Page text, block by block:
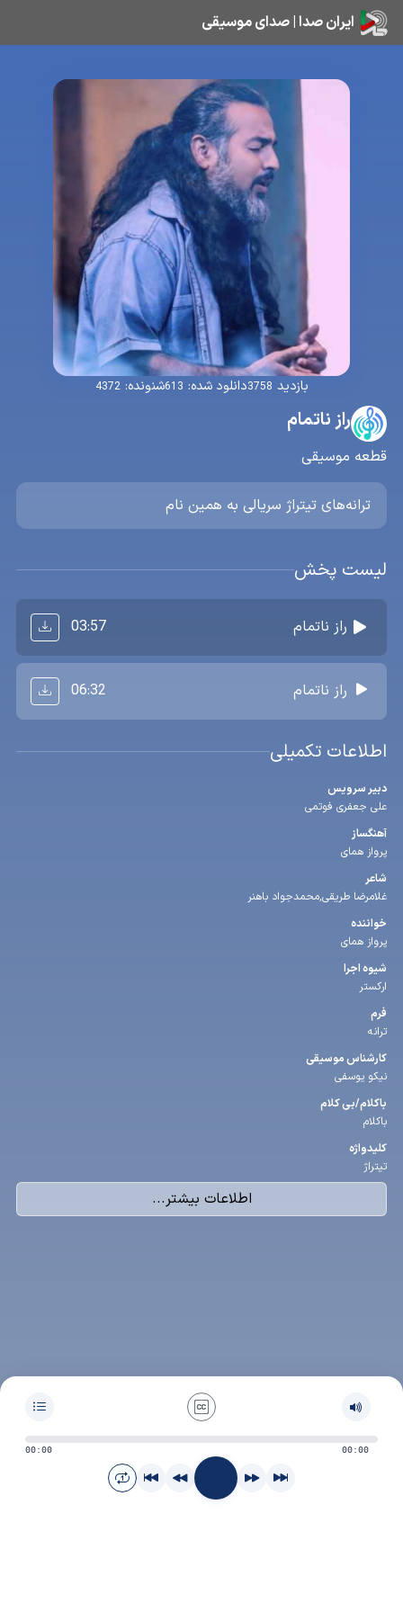
ایران صدا | صدای موسیقی
بازدید 3758دانلود شده: 613شنونده: 4372
راز ناتمام
قطعه موسیقی
ترانه‌های تیتراژ سریالی به همین نام
لیست پخش
راز ناتمام 03:57
راز ناتمام 06:32
اطلاعات تکمیلی
دبیر سرویس
علی جعفری فوتمی
آهنگساز
پرواز همای
شاعر
غلامرضا طریقی,محمدجواد باهنر
خواننده
پرواز همای
شیوه اجرا
ارکستر
فرم
ترانه
كارشناس موسیقی
نیکو یوسفی
باكلام/بی كلام
باکلام
كلیدواژه
تیتراژ
اطلاعات بیشتر...
00:00 00:00